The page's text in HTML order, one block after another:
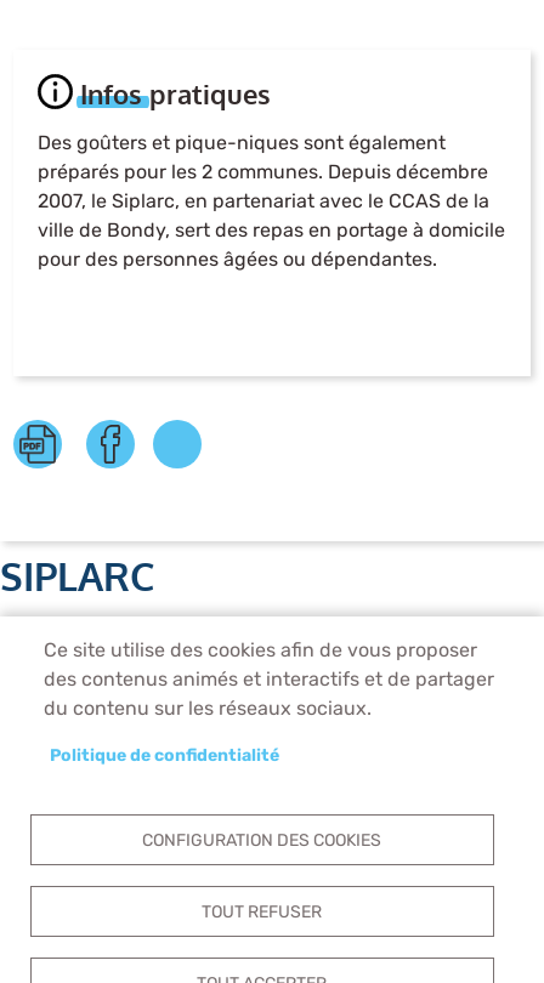
Infos pratiques
Des goûters et pique-niques sont également
préparés pour les 2 communes. Depuis décembre
2007, le Siplarc, en partenariat avec le CCAS de la
ville de Bondy, sert des repas en portage à domicile
pour des personnes âgées ou dépendantes.
Ce site utilise des cookies afin de vous proposer
des contenus animés et interactifs et de partager
du contenu sur les réseaux sociaux.
Politique de confidentialité
CONFIGURATION DES COOKIES
TOUT REFUSER
SIPLARC
1 rue Saint-Just, 93130 Noisy-le-Sec
Tél. 01 56 27 02 39
Direction Administrative
2, rue Saint-Just, 93130 Noisy-le-Sec
Tél. 01 41 83 20 41
les mardis et jeudis sur réservation
Pied